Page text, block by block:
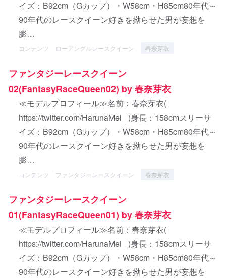
イズ：B92cm（Gカップ）・W58cm・H85cm80年代～
90年代のレースクイーン好きを拗らせた男が妄想を
膨…
コンテンツ ローアングルレースクイーン 春奈芽衣
ファンタジーレースクイーン
02(FantasyRaceQueen02) by 春奈芽衣
≪モデルプロフィール≫名前：春奈芽衣(
https://twitter.com/HarunaMei_ )身長：158cmスリーサ
イズ：B92cm（Gカップ）・W58cm・H85cm80年代～
90年代のレースクイーン好きを拗らせた男が妄想を
膨…
コンテンツ ファンタジーレースクイーン 春奈芽衣
ファンタジーレースクイーン
01(FantasyRaceQueen01) by 春奈芽衣
≪モデルプロフィール≫名前：春奈芽衣(
https://twitter.com/HarunaMei_ )身長：158cmスリーサ
イズ：B92cm（Gカップ）・W58cm・H85cm80年代～
90年代のレースクイーン好きを拗らせた男が妄想を